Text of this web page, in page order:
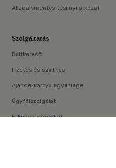
Akadálymentesítési nyilatkozat
Szolgáltatás
Boltkereső
Fizetés és szállítás
Ajándékkártya egyenlege
Ügyfélszolgálat
E-könyv-segédlet